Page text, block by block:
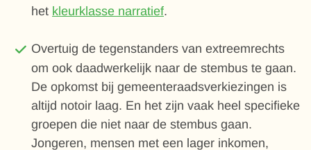
het kleurklasse narratief.
Overtuig de tegenstanders van extreemrechts
om ook daadwerkelijk naar de stembus te gaan.
De opkomst bij gemeenteraadsverkiezingen is
altijd notoir laag. En het zijn vaak heel specifieke
groepen die niet naar de stembus gaan.
Jongeren, mensen met een lager inkomen,